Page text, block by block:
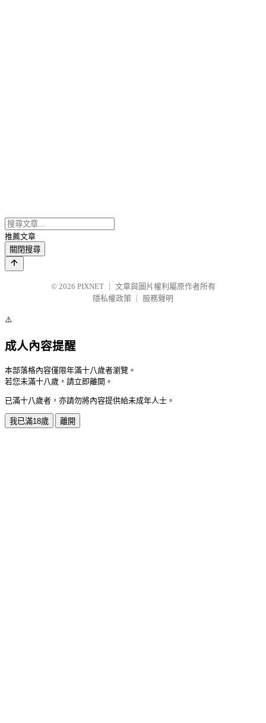
推薦文章
關閉搜尋
© 2026 PIXNET
文章與圖片權利屬原作者所有
隱私權政策
服務聲明
⚠️
成人內容提醒
本部落格內容僅限年滿十八歲者瀏覽。
若您未滿十八歲，請立即離開。
已滿十八歲者，亦請勿將內容提供給未成年人士。
我已滿18歲 離開